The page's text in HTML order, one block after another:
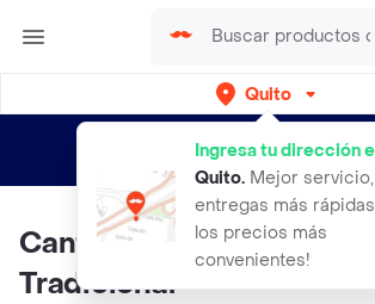
Quito
Ingresa tu dirección
Quito. Mejor servicio,
entregas más
los precios más
convenientes!
envíos gratis por semanas
Canta Claro Aguardiente
Tradicional